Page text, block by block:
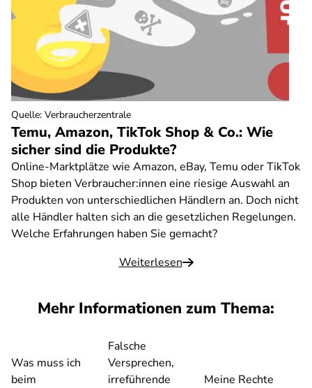
Temu, Amazon, TikTok Shop & Co.: Wie
sicher sind die Produkte?
Online-Marktplätze wie Amazon, eBay, Temu oder TikTok
Shop bieten Verbraucher:innen eine riesige Auswahl an
Produkten von unterschiedlichen Händlern an. Doch nicht
alle Händler halten sich an die gesetzlichen Regelungen.
Welche Erfahrungen haben Sie gemacht?
Weiterlesen
Quelle: Verbraucherzentrale
Mehr Informationen zum Thema:
Was muss ich
beim
Falsche
Versprechen,
irreführende
Meine Rechte